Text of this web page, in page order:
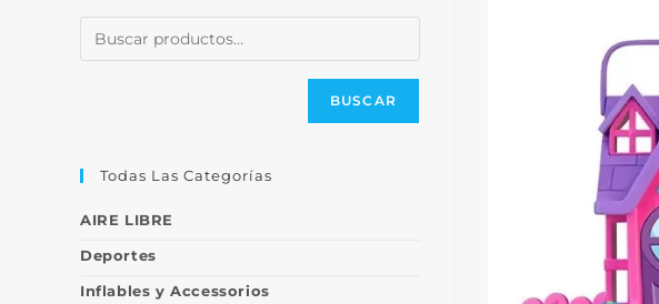
BUSCAR
Todas Las Categorías
AIRE LIBRE
Deportes
Inflables y Accessorios